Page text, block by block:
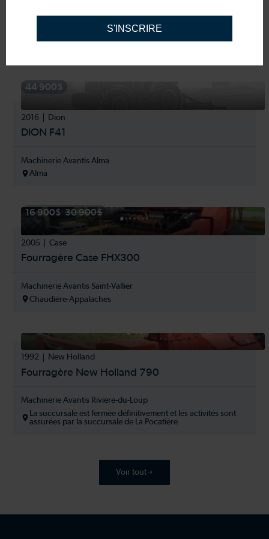
44 900$
2016 Dion
DION F41
Machinerie Avantis Alma
Alma
16 900$ 30 900$
2005 Case
Fourragère Case FHX300
Machinerie Avantis Saint-Vallier
Chaudière-Appalaches
1992 New Holland
Fourragère New Holland 790
Machinerie Avantis Rivière-du-Loup
La succursale est fermée définitivement et les activités sont
assurées par la succursale de La Pocatière
Voir tout
S'INSCRIRE